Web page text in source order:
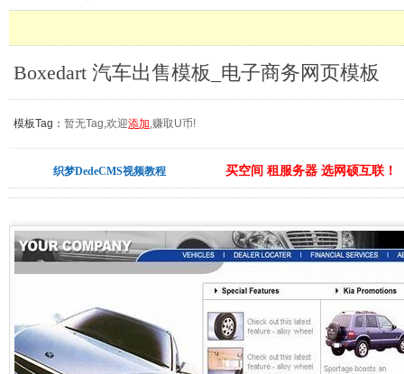
Boxedart 汽车出售模板_电子商务网页模板
模板Tag： 暂无Tag,欢迎添加,赚取U币!
织梦DedeCMS视频教程 买空间 租服务器 选网硕互联！